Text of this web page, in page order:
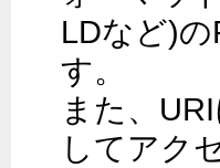
LDなど)
す。
また、
してアク